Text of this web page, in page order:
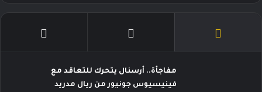
مفاجأة.. أرسنال يتحرك للتعاقد مع
فينيسيوس جونيور من ريال مدريد